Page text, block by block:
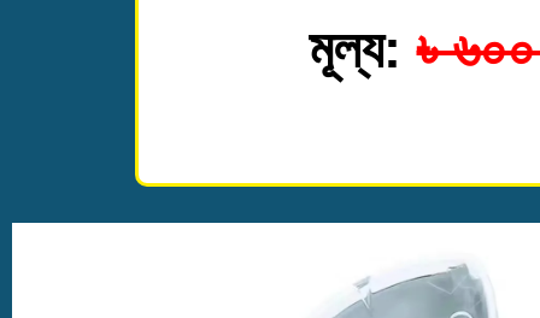
মূল্য: ৳ ৬০০